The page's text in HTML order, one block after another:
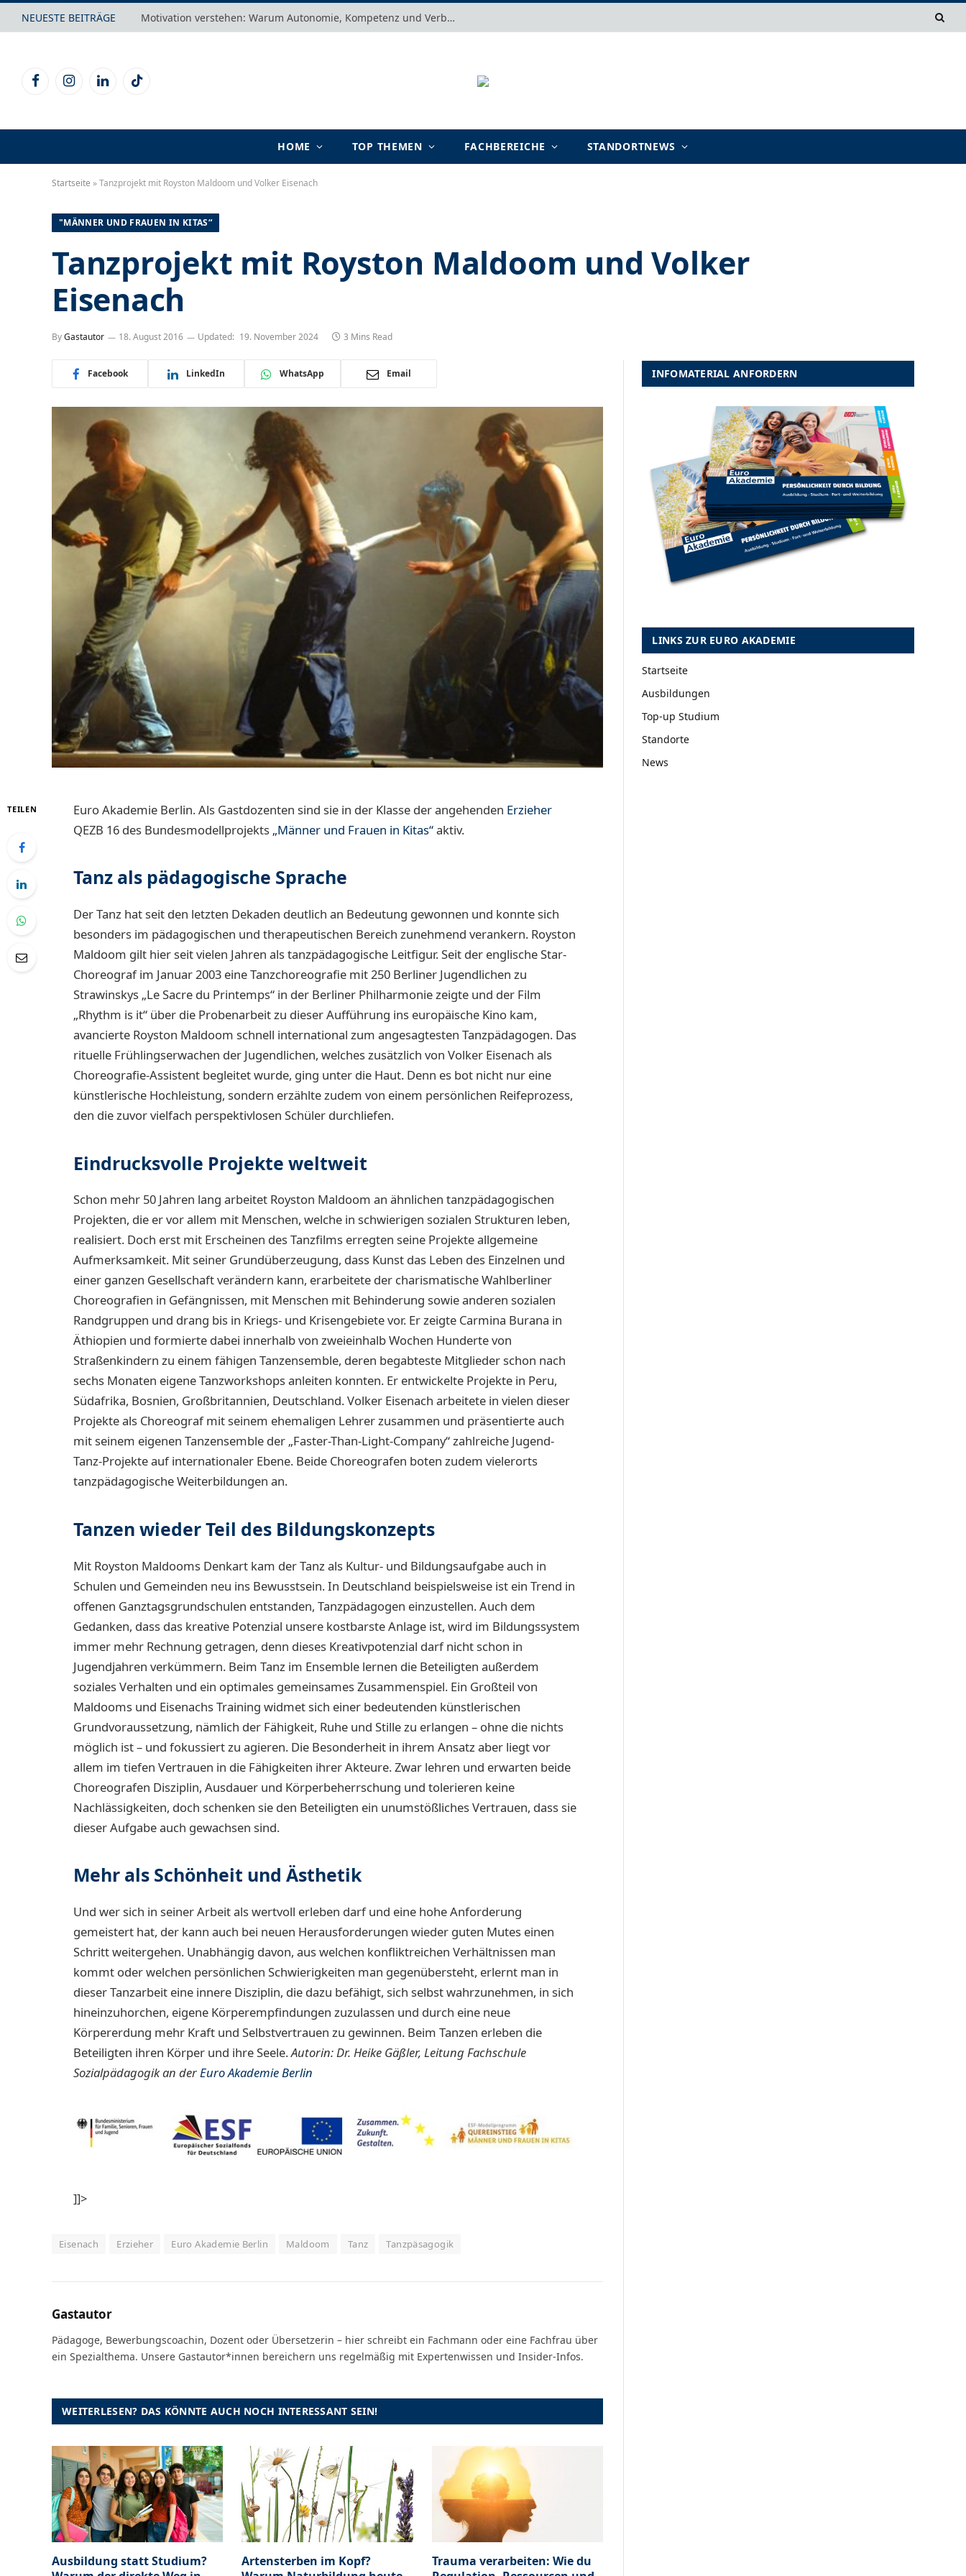
NEUESTE BEITRÄGE Motivation verstehen: Warum Autonomie, Kompetenz und Verbundenheit im Arbeits- und Lernalltag entscheidend sind
FacebookInstagramLinkedInTikTok
HOME TOP THEMEN FACHBEREICHE STANDORTNEWS
Startseite »Tanzprojekt mit Royston Maldoom und Volker Eisenach
"MÄNNER UND FRAUEN IN KITAS“
Tanzprojekt mit Royston Maldoom und Volker
Eisenach
ByGastautor 18. August 2016 Updated: 19. November 2024 3 Mins Read
Facebook LinkedIn WhatsApp Email
TEILEN Euro Akademie Berlin. Als Gastdozenten sind sie in der Klasse der angehenden Erzieher
QEZB 16 des Bundesmodellprojekts „Männer und Frauen in Kitas“aktiv.
Tanz als pädagogische Sprache
Der Tanz hat seit den letzten Dekaden deutlich an Bedeutung gewonnen und konnte sich
besonders im pädagogischen und therapeutischen Bereich zunehmend verankern. Royston
Maldoom gilt hier seit vielen Jahren als tanzpädagogische Leitfigur. Seit der englische Star-
Choreograf im Januar 2003 eine Tanzchoreografie mit 250 Berliner Jugendlichen zu
Strawinskys „Le Sacre du Printemps“ in der Berliner Philharmonie zeigte und der Film
„Rhythm is it“ über die Probenarbeit zu dieser Aufführung ins europäische Kino kam,
avancierte Royston Maldoom schnell international zum angesagtesten Tanzpädagogen. Das
rituelle Frühlingserwachen der Jugendlichen, welches zusätzlich von Volker Eisenach als
Choreografie-Assistent begleitet wurde, ging unter die Haut. Denn es bot nicht nur eine
künstlerische Hochleistung, sondern erzählte zudem von einem persönlichen Reifeprozess,
den die zuvor vielfach perspektivlosen Schüler durchliefen.
Eindrucksvolle Projekte weltweit
Schon mehr 50 Jahren lang arbeitet Royston Maldoom an ähnlichen tanzpädagogischen
Projekten, die er vor allem mit Menschen, welche in schwierigen sozialen Strukturen leben,
realisiert. Doch erst mit Erscheinen des Tanzfilms erregten seine Projekte allgemeine
Aufmerksamkeit. Mit seiner Grundüberzeugung, dass Kunst das Leben des Einzelnen und
einer ganzen Gesellschaft verändern kann, erarbeitete der charismatische Wahlberliner
Choreografien in Gefängnissen, mit Menschen mit Behinderung sowie anderen sozialen
Randgruppen und drang bis in Kriegs- und Krisengebiete vor. Er zeigte Carmina Burana in
Äthiopien und formierte dabei innerhalb von zweieinhalb Wochen Hunderte von
Straßenkindern zu einem fähigen Tanzensemble, deren begabteste Mitglieder schon nach
sechs Monaten eigene Tanzworkshops anleiten konnten. Er entwickelte Projekte in Peru,
Südafrika, Bosnien, Großbritannien, Deutschland. Volker Eisenach arbeitete in vielen dieser
Projekte als Choreograf mit seinem ehemaligen Lehrer zusammen und präsentierte auch
mit seinem eigenen Tanzensemble der „Faster-Than-Light-Company“ zahlreiche Jugend-
Tanz-Projekte auf internationaler Ebene. Beide Choreografen boten zudem vielerorts
tanzpädagogische Weiterbildungen an.
Tanzen wieder Teil des Bildungskonzepts
Mit Royston Maldooms Denkart kam der Tanz als Kultur- und Bildungsaufgabe auch in
Schulen und Gemeinden neu ins Bewusstsein. In Deutschland beispielsweise ist ein Trend in
offenen Ganztagsgrundschulen entstanden, Tanzpädagogen einzustellen. Auch dem
Gedanken, dass das kreative Potenzial unsere kostbarste Anlage ist, wird im Bildungssystem
immer mehr Rechnung getragen, denn dieses Kreativpotenzial darf nicht schon in
Jugendjahren verkümmern. Beim Tanz im Ensemble lernen die Beteiligten außerdem
soziales Verhalten und ein optimales gemeinsames Zusammenspiel. Ein Großteil von
Maldooms und Eisenachs Training widmet sich einer bedeutenden künstlerischen
Grundvoraussetzung, nämlich der Fähigkeit, Ruhe und Stille zu erlangen – ohne die nichts
möglich ist – und fokussiert zu agieren. Die Besonderheit in ihrem Ansatz aber liegt vor
allem im tiefen Vertrauen in die Fähigkeiten ihrer Akteure. Zwar lehren und erwarten beide
Choreografen Disziplin, Ausdauer und Körperbeherrschung und tolerieren keine
Nachlässigkeiten, doch schenken sie den Beteiligten ein unumstößliches Vertrauen, dass sie
dieser Aufgabe auch gewachsen sind.
Mehr als Schönheit und Ästhetik
Und wer sich in seiner Arbeit als wertvoll erleben darf und eine hohe Anforderung
gemeistert hat, der kann auch bei neuen Herausforderungen wieder guten Mutes einen
Schritt weitergehen. Unabhängig davon, aus welchen konfliktreichen Verhältnissen man
kommt oder welchen persönlichen Schwierigkeiten man gegenübersteht, erlernt man in
dieser Tanzarbeit eine innere Disziplin, die dazu befähigt, sich selbst wahrzunehmen, in sich
hineinzuhorchen, eigene Körperempfindungen zuzulassen und durch eine neue
Körpererdung mehr Kraft und Selbstvertrauen zu gewinnen. Beim Tanzen erleben die
Beteiligten ihren Körper und ihre Seele.Autorin: Dr. Heike Gäßler, Leitung Fachschule
Sozialpädagogik an derEuro Akademie Berlin
]]>
Eisenach Erzieher Euro Akademie Berlin Maldoom Tanz Tanzpäsagogik
Gastautor
Pädagoge, Bewerbungscoachin, Dozent oder Übersetzerin – hier schreibt ein Fachmann oder eine Fachfrau über
ein Spezialthema. Unsere Gastautor*innen bereichern uns regelmäßig mit Expertenwissen und Insider-Infos.
WEITERLESEN? DAS KÖNNTE AUCH NOCH INTERESSANT SEIN!
Ausbildung statt Studium?
Artensterben im Kopf?
Trauma verarbeiten: Wie du
INFOMATERIAL ANFORDERN
LINKS ZUR EURO AKADEMIE
Startseite
Ausbildungen
Top-up Studium
Standorte
News